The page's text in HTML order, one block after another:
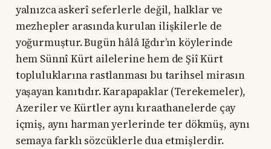
yalnızca askerî seferlerle değil, halklar ve
mezhepler arasında kurulan ilişkilerle de
yoğurmuştur. Bugün hâlâ Iğdır’ın köylerinde
hem Sünnî Kürt ailelerine hem de Şiî Kürt
topluluklarına rastlanması bu tarihsel mirasın
yaşayan kanıtıdır. Karapapaklar (Terekemeler),
Azeriler ve Kürtler aynı kıraathanelerde çay
içmiş, aynı harman yerlerinde ter dökmüş, aynı
semaya farklı sözcüklerle dua etmişlerdir.